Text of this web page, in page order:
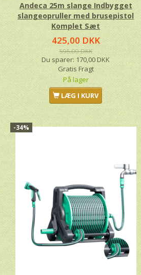
Andeca 25m slange Indbygget
slangeopruller med brusepistol
Komplet Sæt
425,00 DKK
595,00 DKK
Du sparer: 170,00 DKK
Gratis Fragt
På lager
LÆG I KURV
-34%